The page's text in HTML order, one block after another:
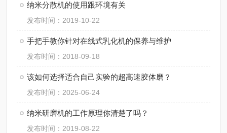
纳米分散机的使用跟环境有关
发布时间：2019-10-22
手把手教你针对在线式乳化机的保养与维护
发布时间：2018-09-18
该如何选择适合自己实验的超高速胶体磨？
发布时间：2025-06-24
纳米研磨机的工作原理你清楚了吗？
发布时间：2019-08-22